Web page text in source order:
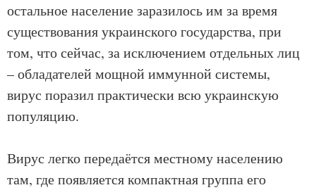
остальное население заразилось им за время
существования украинского государства, при
том, что сейчас, за исключением отдельных лиц
– обладателей мощной иммунной системы,
вирус поразил практически всю украинскую
популяцию.
Вирус легко передаётся местному населению
там, где появляется компактная группа его